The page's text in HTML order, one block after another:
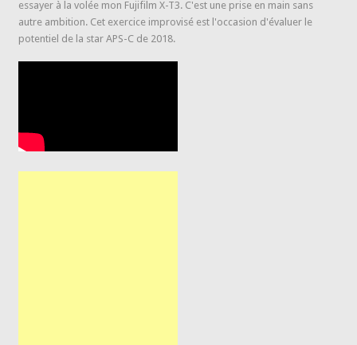
essayer à la volée mon Fujifilm X-T3. C'est une prise en main sans
autre ambition. Cet exercice improvisé est l'occasion d'évaluer le
potentiel de la star APS-C de 2018.